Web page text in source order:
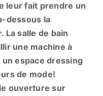
leur fait prendre un
dessous la
La salle de bain
une machine à
espace dressing
de mode!
ouverture sur